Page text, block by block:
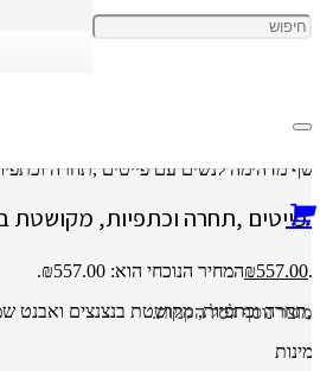
מוצרנוסף לסל הקניות.
מדהימה לנשים עם פייטים ,תחרה
,תחרה וכתפיות, מקושטת
₪557.00
המחיר הנוכחי הוא: ₪557.00.
,תחרה וכתפיות, מקושטת בנצנצים ואבנט